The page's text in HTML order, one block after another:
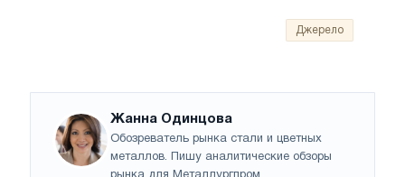
Джерело
Жанна Одинцова
Обозреватель рынка стали и цветных
металлов. Пишу аналитические обзоры